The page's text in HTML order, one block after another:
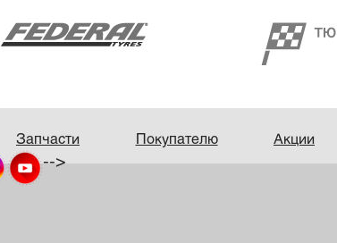
Запчасти Покупателю Акции
-->